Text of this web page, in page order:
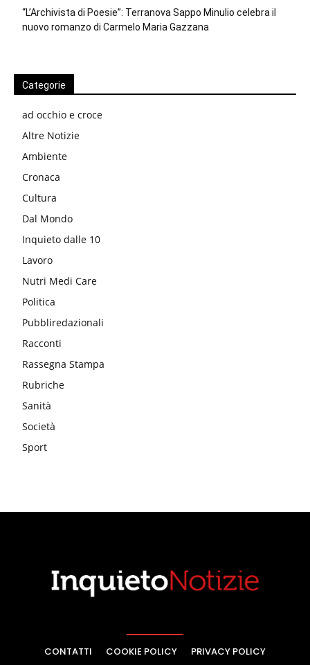
“L’Archivista di Poesie”: Terranova Sappo Minulio celebra il
nuovo romanzo di Carmelo Maria Gazzana
Categorie
ad occhio e croce
Altre Notizie
Ambiente
Cronaca
Cultura
Dal Mondo
Inquieto dalle 10
Lavoro
Nutri Medi Care
Politica
Pubbliredazionali
Racconti
Rassegna Stampa
Rubriche
Sanità
Società
Sport
CONTATTI COOKIE POLICY PRIVACY POLICY